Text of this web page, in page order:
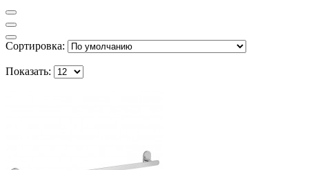
Сортировка:
Показать: